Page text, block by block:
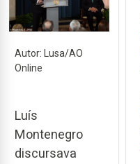
Autor: Lusa/AO
Online
Luís
Montenegro
discursava